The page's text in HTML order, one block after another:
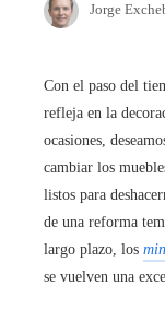
Jorge
Con el paso del
refleja en la
ocasiones,
cambiar los
listos para
de una reforma
largo plazo, los
se vuelven una